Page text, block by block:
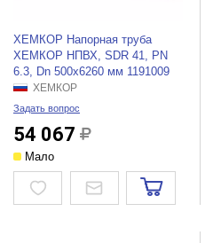
ХЕМКОР Напорная труба
ХЕМКОР НПВХ, SDR 41, PN
6.3, Dn 500x6260 мм 1191009
ХЕМКОР
Задать вопрос
54 067
Мало